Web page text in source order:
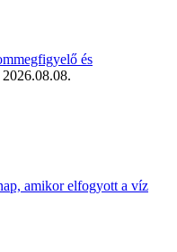
és
2026.08.08.
amikor elfogyott a víz